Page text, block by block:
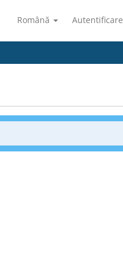
Română Autentificare